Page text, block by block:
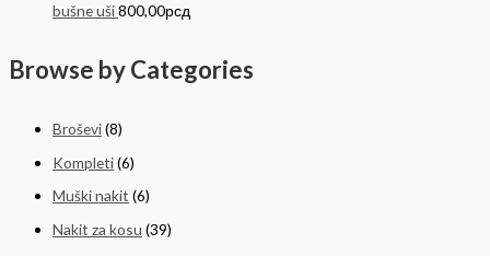
bušne uši800,00рсд
Browse by Categories
Broševi(8)
Kompleti(6)
Muški nakit (6)
Nakit za kosu (39)